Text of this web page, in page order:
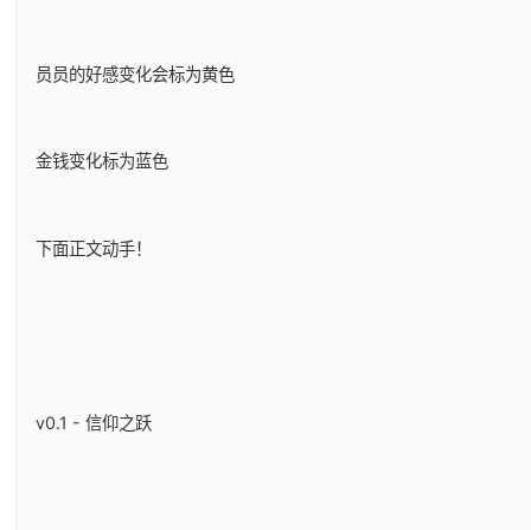
员员的好感变化会标为黄色
金钱变化标为蓝色
下面正文动手！
v0.1 - 信仰之跃